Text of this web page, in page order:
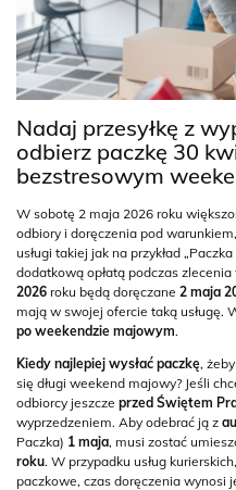
Nadaj przesyłkę z
odbierz paczkę 30
bezstresowym
W sobotę 2 maja 2026 roku
odbiory i doręczenia pod
usługi takiej jak na przykład
dodatkową opłatą podczas zlecenia
2026 roku będą doręczane 2 maja
mają w swojej ofercie taką usługę.
po weekendzie majowym.
Kiedy najlepiej wysłać paczkę,
się długi weekend majowy? Jeśli
odbiorcy jeszcze przed Świętem
wyprzedzeniem. Aby odebrać ją z
Paczka) 1 maja, musi zostać
roku. W przypadku usług
paczkowe, czas doręczenia wynosi